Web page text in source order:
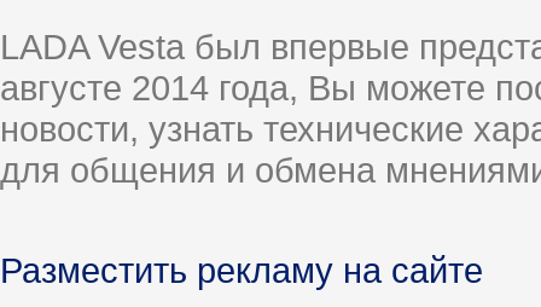
LADA Vesta был впервые
августе 2014 года, Вы можете
новости, узнать технические
для общения и обмена
Разместить рекламу на сайте